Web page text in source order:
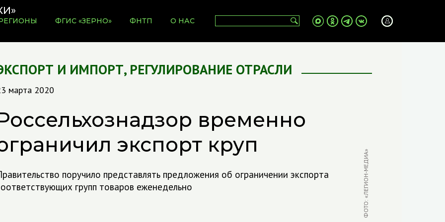
ФГИС «ЗЕРНО» ФНТП О НАС
И ИМПОРТ, РЕГУЛИРОВАНИЕ ОТРАСЛИ
марта 2020
временно
экспорт круп
поручило представлять предложения об ограничении экспорта
групп товаров еженедельно
ФОТО: «ЛЕГИОН-МЕДИА»